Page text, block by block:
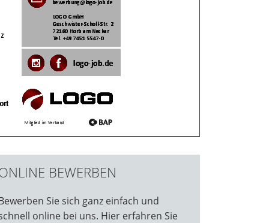
BEWERBEN
Sie sich ganz einfach und
online bei uns. Hier erfahren Sie